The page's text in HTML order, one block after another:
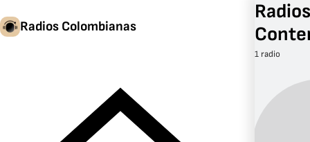
Radios Colombianas
1 radio